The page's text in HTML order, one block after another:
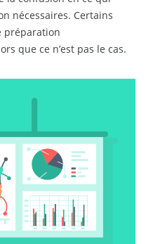
nécessaires. Certains
préparation
que ce n’est pas le cas.